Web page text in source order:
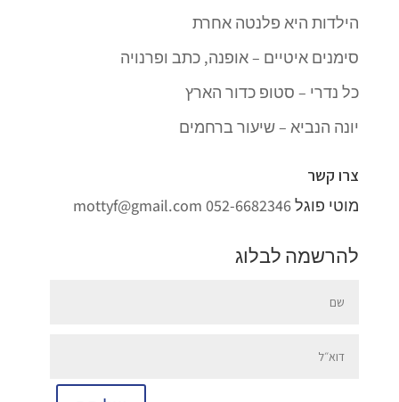
הילדות היא פלנטה אחרת
סימנים איטיים – אופנה, כתב ופרנויה
כל נדרי – סטופ כדור הארץ
יונה הנביא – שיעור ברחמים
צרו קשר
מוטי פוגל052-6682346
mottyf@gmail.com
להרשמה לבלוג